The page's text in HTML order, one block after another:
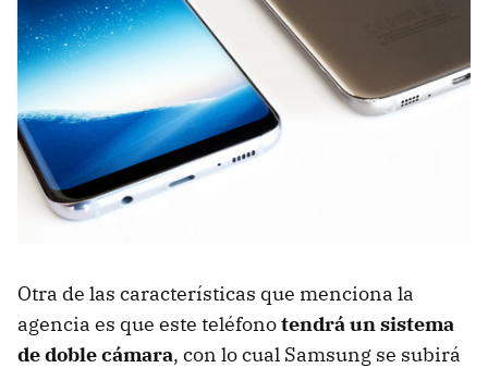
Otra de las características que menciona la
agencia es que este teléfonotendrá un sistema
de doble cámara, con lo cual Samsung se subirá